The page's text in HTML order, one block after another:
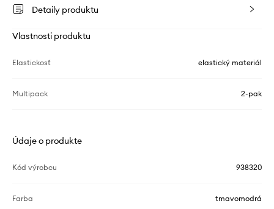
Detaily produktu
Vlastnosti produktu
Elastickosť elastický materiál
Multipack 2-pak
Údaje o produkte
Kód výrobcu 938320
Farba tmavomodrá